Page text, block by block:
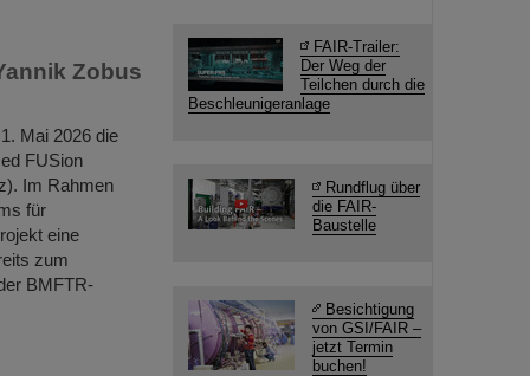
Zobus
Mai 2026 die
FUSion
Im Rahmen
für
eine
zum
BMFTR-
FAIR-Trailer:
Der Weg der
Teilchen durch die
Beschleunigeranlage
Rundflug über
die FAIR-
Baustelle
Besichtigung
von GSI/FAIR –
jetzt Termin
buchen!